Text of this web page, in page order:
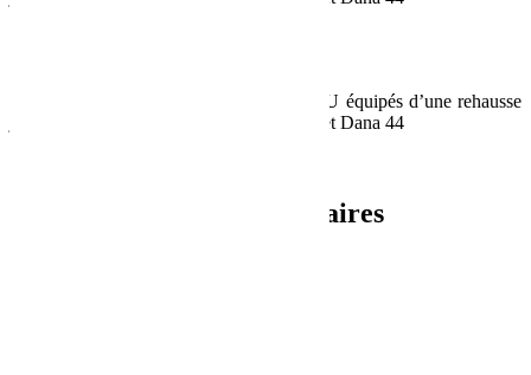
Compatible avec Jeep Wrangler JK et JKU équipés d’une rehausse
jusqu’à 3 pouces avec des ponts Dana 30 et Dana 44
Informations complémentaires